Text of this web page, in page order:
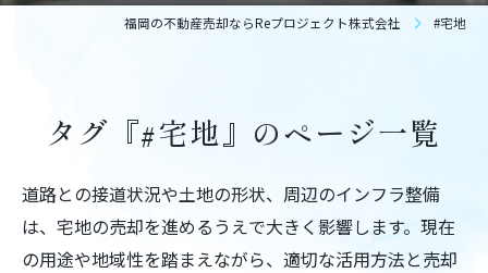
福岡の不動産売却ならReプロジェクト株式会社 #宅地
タグ『#宅地』のページ一覧
道路との接道状況や土地の形状、周辺のインフラ整備
は、宅地の売却を進めるうえで大きく影響します。現在
の用途や地域性を踏まえながら、適切な活用方法と売却